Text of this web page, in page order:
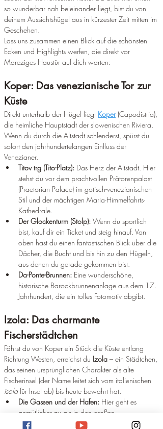
so wunderbar nah beieinander liegt, bist du von
deinem Aussichtshügel aus in kürzester Zeit mitten im
Geschehen.
Lass uns zusammen einen Blick auf die schönsten
Ecken und Highlights werfen, die direkt vor
Mareziges Haustür auf dich warten:
Koper: Das venezianische Tor zur
Küste
Direkt unterhalb der Hügel liegt Koper (Capodistria),
die heimliche Hauptstadt der slowenischen Riviera.
Wenn du durch die Altstadt schlenderst, spürst du
sofort den jahrhundertelangen Einfluss der
Venezianer.
Titov trg (Tito-Platz): Das Herz der Altstadt. Hier
stehst du vor dem prachtvollen Prätorenpalast
(Praetorian Palace) im gotisch-venezianischen
Stil und der mächtigen Maria-Himmelfahrts-
Kathedrale.
Der Glockenturm (Stolp): Wenn du sportlich
bist, kauf dir ein Ticket und steig hinauf. Von
oben hast du einen fantastischen Blick über die
Dächer, die Bucht und bis hin zu den Hügeln,
aus denen du gerade gekommen bist.
Da-Ponte-Brunnen: Eine wunderschöne,
historische Barockbrunnenanlage aus dem 17.
Jahrhundert, die ein tolles Fotomotiv abgibt.
Izola: Das charmante
Fischerstädtchen
Fährst du von Koper ein Stück die Küste entlang
Richtung Westen, erreichst du Izola – ein Städtchen,
das seinen ursprünglichen Charakter als alte
Fischerinsel (der Name leitet sich vom italienischen
isola für Insel ab) bis heute bewahrt hat.
Die Gassen und der Hafen: Hier geht es
gemütlicher zu als in den großen
Touristenhochburgen. Schlendere durch die